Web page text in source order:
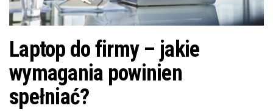
Laptop do firmy – jakie
wymagania powinien
spełniać?